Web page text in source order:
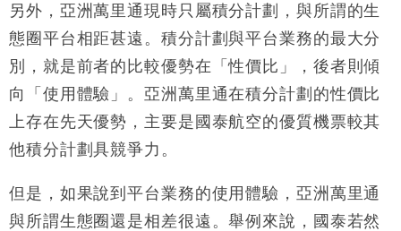
另外，亞洲萬里通現時只屬積分計劃，與所謂的生
態圈平台相距甚遠。積分計劃與平台業務的最大分
別，就是前者的比較優勢在「性價比」，後者則傾
向「使用體驗」。亞洲萬里通在積分計劃的性價比
上存在先天優勢，主要是國泰航空的優質機票較其
他積分計劃具競爭力。
但是，如果說到平台業務的使用體驗，亞洲萬里通
與所謂生態圈還是相差很遠。舉例來說，國泰若然